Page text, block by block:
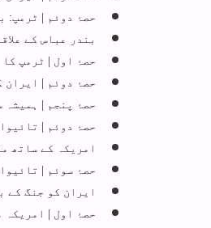
حصۂ دوئم | ٹرمپ:
بندر عباس کے
حصۂ اول | ٹرمپ
حصۂ دوئم | ایران
حصۂ پنجم | ہمیشہ
حصۂ دوئم |
امریکہ کے ساتھ
حصۂ سوئم |
ایران کو جنگ کے
حصۂ اول | امریکہ